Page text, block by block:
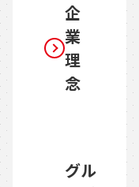
企
業
理
念
グル